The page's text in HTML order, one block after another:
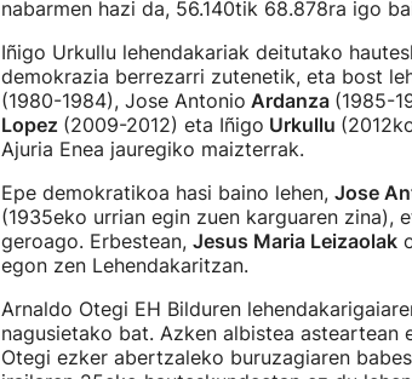
nabarmen hazi da, 56.140tik 68.878ra igo
Iñigo Urkullu lehendakariak deitutako
demokrazia berrezarri zutenetik, eta bost
(1980-1984), Jose Antonio Ardanza (1985-
Lopez (2009-2012) eta Iñigo Urkullu
Ajuria Enea jauregiko maizterrak.
Epe demokratikoa hasi baino lehen, Jose
(1935eko urrian egin zuen karguaren zina),
geroago. Erbestean, Jesus Maria Leizaolak
egon zen Lehendakaritzan.
Arnaldo Otegi EH Bilduren
nagusietako bat. Azken albistea asteartean
Otegi ezker abertzaleko buruzagiaren